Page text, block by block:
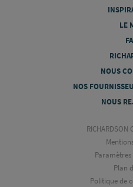
LE
NOUS
NOS
NOUS
Plan
Politique de